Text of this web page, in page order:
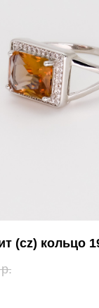
(cz) кольцо
р.